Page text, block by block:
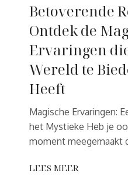
Betoverende
Ontdek de
Ervaringen
Wereld te
Heeft
Magische Ervaringen:
het Mystieke Heb je
moment meegemaakt
LEES MEER